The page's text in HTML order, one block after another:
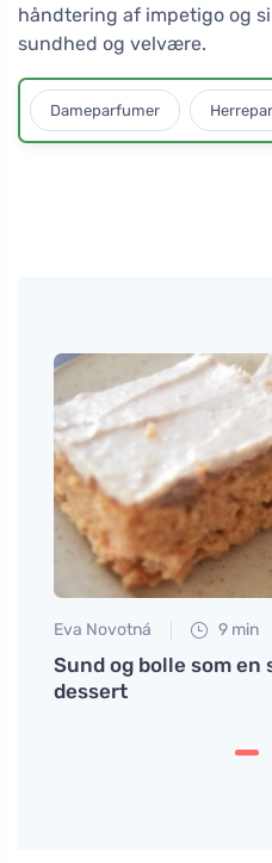
håndtering af impetigo og
sundhed og velvære.
Dameparfumer
Eva Novotná 9 min
Sund og bolle som en
dessert